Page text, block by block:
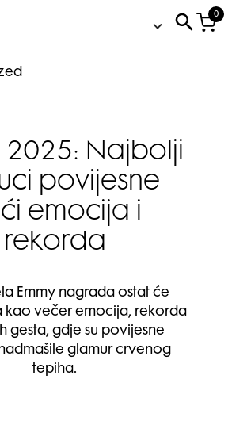
0
2025: Najbolji
povijesne
emocija i
rekorda
Emmy nagrada ostat će
kao večer emocija, rekorda
gesta, gdje su povijesne
glamur crvenog
tepiha.